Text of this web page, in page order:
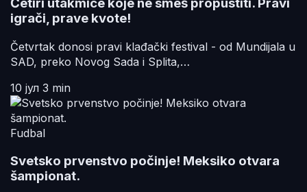
Četiri utakmice koje ne smeš propustiti. Pravi
igrači, prave kvote!
Četvrtak donosi pravi klađački festival - od Mundijala u
SAD, preko Novog Sada i Splita,…
10 јул 3 min
Fudbal
Svetsko prvenstvo počinje! Meksiko otvara
šampionat.